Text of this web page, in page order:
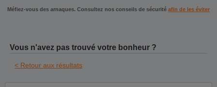
Méfiez-vous des arnaques. Consultez nos conseils de sécurité afin de les éviter
Vous n'avez pas trouvé votre bonheur ?
< Retour aux résultats